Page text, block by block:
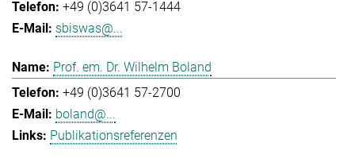
+49 (0)3641 57-1444
sbiswas@...
Prof. em. Dr. Wilhelm Boland
+49 (0)3641 57-2700
boland@...
Publikationsreferenzen